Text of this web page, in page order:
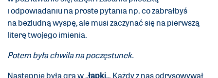
i odpowiadaniu na proste pytania np. co zabrałbyś
na bezludną wyspę, ale musi zaczynać się na pierwszą
literę twojego imienia.
Potem była chwila na poczęstunek.
Następnie była gra w ,,łapki„. Każdy z nas odrysowywał